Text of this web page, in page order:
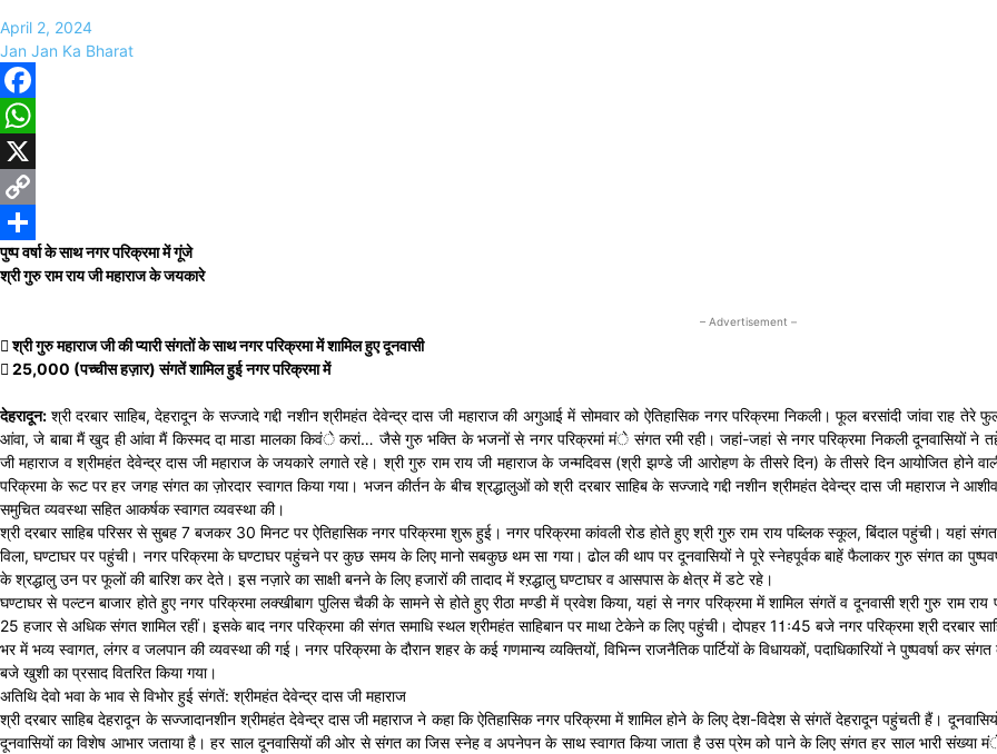
April 2, 2024
Jan Jan Ka Bharat
Facebook
WhatsApp
X
Copy
Link
Share
पुष्प वर्षा के साथ नगर परिक्रमा में गूंजे
श्री गुरु राम राय जी महाराज के जयकारे
– Advertisement –
 श्री गुरु महाराज जी की प्यारी संगतों के साथ नगर परिक्रमा में शामिल हुए दूनवासी
 25,000 (पच्चीस हज़ार) संगतें शामिल हुई नगर परिक्रमा में
देहरादून: श्री दरबार साहिब, देहरादून के सज्जादे गद्दी नशीन श्रीमहंत देवेन्द्र दास जी महाराज की अगुआई में सोमवार को ऐतिहासिक नगर परिक्रमा निकली। फूल बरसांदी जांवा
आंवा, जे बाबा मैं खुद ही आंवा मैं किस्मद दा माडा मालका किवंे करां… जैसे गुरु भक्ति के भजनों से नगर परिक्रमां मंे संगत रमी रही। जहां-जहां से नगर परिक्रमा निकली दूनवासियों ने
जी महाराज व श्रीमहंत देवेन्द्र दास जी महाराज के जयकारे लगाते रहे। श्री गुरु राम राय जी महाराज के जन्मदिवस (श्री झण्डे जी आरोहण के तीसरे दिन) के तीसरे दिन आयोजित होने
परिक्रमा के रूट पर हर जगह संगत का ज़ोरदार स्वागत किया गया। भजन कीर्तन के बीच श्रद्धालुओं को श्री दरबार साहिब के सज्जादे गद्दी नशीन श्रीमहंत देवेन्द्र दास जी महाराज ने
समुचित व्यवस्था सहित आकर्षक स्वागत व्यवस्था की।
श्री दरबार साहिब परिसर से सुबह 7 बजकर 30 मिनट पर ऐतिहासिक नगर परिक्रमा शुरू हुई। नगर परिक्रमा कांवली रोड होते हुए श्री गुरु राम राय पब्लिक स्कूल, बिंदाल पहुंची। यहां
विला, घण्टाघर पर पहुंची। नगर परिक्रमा के घण्टाघर पहुंचने पर कुछ समय के लिए मानो सबकुछ थम सा गया। ढोल की थाप पर दूनवासियों ने पूरे स्नेहपूर्वक बाहें फैलाकर गुरु संगत का
के श्रद्धालु उन पर फूलों की बारिश कर देते। इस नज़ारे का साक्षी बनने के लिए हजारों की तादाद में श्ऱद्धालु घण्टाघर व आसपास के क्षेत्र में डटे रहे।
घण्टाघर से पल्टन बाजार होते हुए नगर परिक्रमा लक्खीबाग पुलिस चैकी के सामने से होते हुए रीठा मण्डी में प्रवेश किया, यहां से नगर परिक्रमा में शामिल संगतें व दूनवासी श्री गुरु राम
25 हजार से अधिक संगत शामिल रहीं। इसके बाद नगर परिक्रमा की संगत समाधि स्थल श्रीमहंत साहिबान पर माथा टेकेने क लिए पहुंची। दोपहर 11ः45 बजे नगर परिक्रमा श्री दरबार
भर में भव्य स्वागत, लंगर व जलपान की व्यवस्था की गई। नगर परिक्रमा के दौरान शहर के कई गणमान्य व्यक्तियों, विभिन्न राजनैतिक पार्टियों के विधायकों, पदाधिकारियों ने पुष्पवर्षा कर
बजे खुशी का प्रसाद वितरित किया गया।
अतिथि देवो भवा के भाव से विभोर हुई संगतें: श्रीमहंत देवेन्द्र दास जी महाराज
श्री दरबार साहिब देहरादून के सज्जादानशीन श्रीमहंत देवेन्द्र दास जी महाराज ने कहा कि ऐतिहासिक नगर परिक्रमा में शामिल होने के लिए देश-विदेश से संगतें देहरादून पहुंचती हैं।
दूनवासियों का विशेष आभार जताया है। हर साल दूनवासियों की ओर से संगत का जिस स्नेह व अपनेपन के साथ स्वागत किया जाता है उस प्रेम को पाने के लिए संगत हर साल भारी